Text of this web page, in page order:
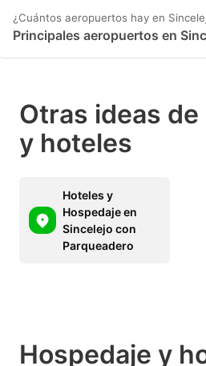
¿Cuántos aeropuertos hay en
Principales aeropuertos en
Otras ideas
y hoteles
Hoteles y
Hospedaje en
Sincelejo con
Parqueadero
Hospedaje y